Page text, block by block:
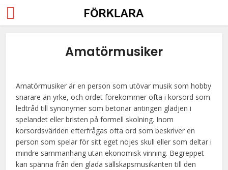
Amatörmusiker
Amatörmusiker är en person som utövar musik som hobby
snarare än yrke, och ordet förekommer ofta i korsord som
ledtråd till synonymer som betonar antingen glädjen i
spelandet eller bristen på formell skolning. Inom
korsordsvärlden efterfrågas ofta ord som beskriver en
person som spelar för sitt eget nöjes skull eller som deltar i
mindre sammanhang utan ekonomisk vinning. Begreppet
kan spänna från den glada sällskapsmusikanten till den